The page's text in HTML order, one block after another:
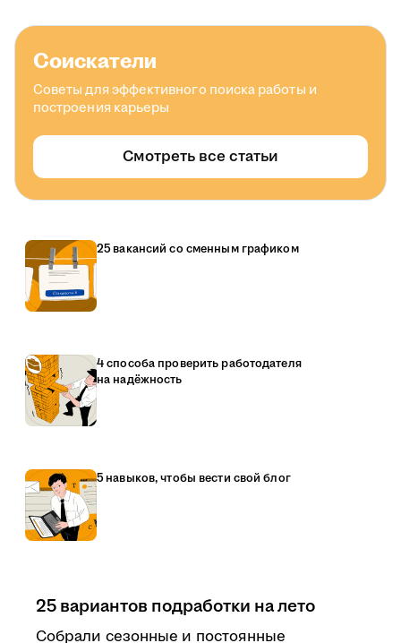
Соискатели
Советы для эффективного поиска работы и
построения карьеры
Смотреть все статьи
25 вакансий со сменным графиком
4 способа проверить работодателя
на надёжность
5 навыков, чтобы вести свой блог
25 вариантов подработки на лето
Собрали сезонные и постоянные